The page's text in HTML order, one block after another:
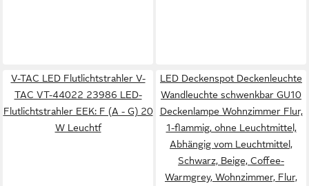
V-TAC LED Flutlichtstrahler V-
TAC VT-44022 23986 LED-
Flutlichtstrahler EEK: F (A - G) 20
W Leuchtf
LED Deckenspot Deckenleuchte
Wandleuchte schwenkbar GU10
Deckenlampe Wohnzimmer Flur,
1-flammig, ohne Leuchtmittel,
Abhängig vom Leuchtmittel,
Schwarz, Beige, Coffee-
Warmgrey, Wohnzimmer, Flur,